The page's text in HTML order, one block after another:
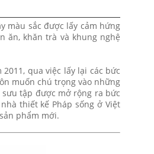
màu sắc được lấy cảm hứng
ăn, khăn trà và khung nghệ
qua việc lấy lại các bức
muốn chú trọng vào những
tập được mở rộng ra bức
thiết kế Pháp sống ở Việt
phẩm mới.